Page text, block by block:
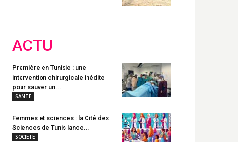
ACTU
Première en Tunisie : une
intervention chirurgicale inédite
pour sauver un...
SANTE
Femmes et sciences : la Cité des
Sciences de Tunis lance...
SOCIETE